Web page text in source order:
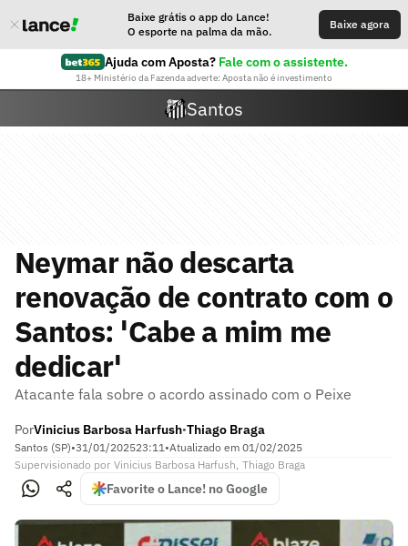
Baixe grátis o app do Lance!
O esporte na palma da mão.
Baixe agora
Ajuda com Aposta? Fale com o assistente.
18+ Ministério da Fazenda adverte: Aposta não é investimento
Santos
Neymar não descarta
renovação de contrato com o
Santos: 'Cabe a mim me
dedicar'
Atacante fala sobre o acordo assinado com o Peixe
PorVinicius Barbosa Harfush•Thiago Braga
Santos (SP)•31/01/202523:11•Atualizado em 01/02/2025
Supervisionado por Vinicius Barbosa Harfush, Thiago Braga
Favorite o Lance! no Google